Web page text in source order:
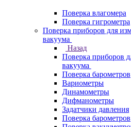
Поверка влагомера
Поверка гигрометра
Поверка приборов для
вакуума
Назад
Поверка приборов
вакуума
Поверка барометров
Вариометры
Динамометры
Дифманометры
Задатчики давления
Поверка барометров